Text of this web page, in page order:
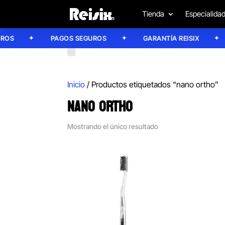
Tienda
PAGOS SEGUROS GARANTÍA REISIX
Inicio / Productos etiquetados “nano ortho”
NANO ORTHO
Mostrando el único resultado